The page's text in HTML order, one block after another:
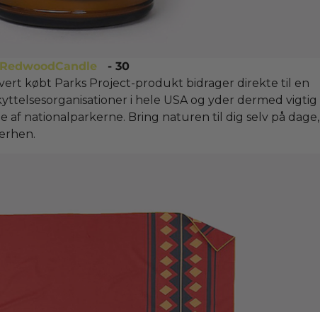
Candle
- 30
købt Parks Project-produkt bidrager direkte til en
i hele USA og yder dermed vigtig
af nationalparkerne. Bring naturen til dig selv på dage,